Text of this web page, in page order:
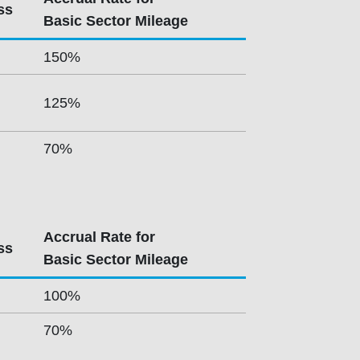
Basic Sector Mileage
150%
125%
70%
Accrual Rate for
Basic Sector Mileage
100%
70%